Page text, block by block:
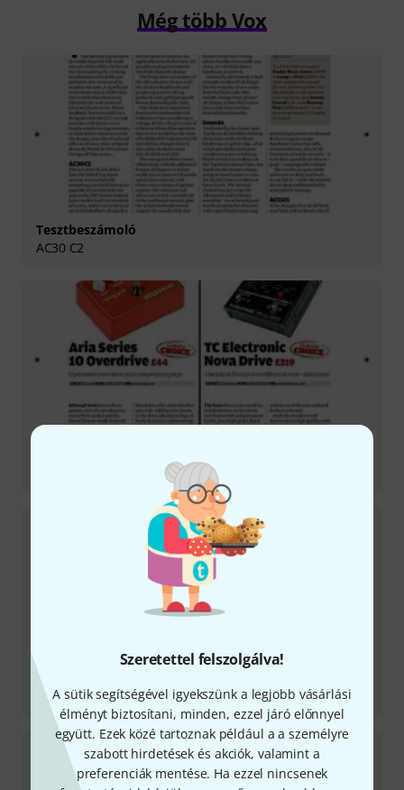
Szeretettel felszolgálva!
A sütik segítségével igyekszünk a legjobb vásárlási
élményt biztosítani, minden, ezzel járó előnnyel
együtt. Ezek közé tartoznak például a a személyre
szabott hirdetések és akciók, valamint a
preferenciák mentése. Ha ezzel nincsenek
Még több Vox
Tesztbeszámoló
AC30 C2
Tesztbeszámoló
VX V847A Wah